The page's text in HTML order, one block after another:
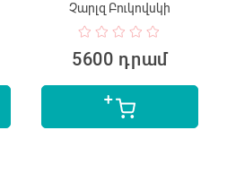
Չարլզ Բուկովսկի
5600 դրամ